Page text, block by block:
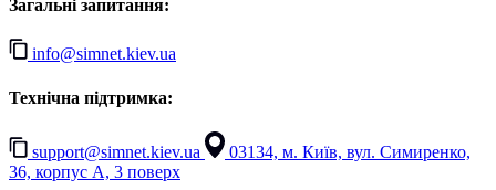
Загальні запитання:
info@simnet.kiev.ua
Технічна підтримка:
support@simnet.kiev.ua
03134, м. Київ, вул. Симиренко,
36, корпус А, 3 поверх